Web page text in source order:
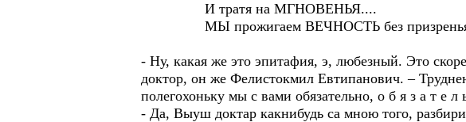
И тратя на МГНОВЕНЬЯ....
МЫ прожигаем ВЕЧНОСТЬ без
- Ну, какая же это эпитафия, э, любезный. Это
доктор, он же Фелистокмил Евтипанович. –
полегохоньку мы с вами обязательно, о б я з а т е л
- Да, Выуш доктар какнибудь са мною того,